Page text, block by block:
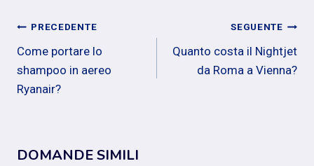
Navigazione
articoli
PRECEDENTE
Come portare lo
shampoo in aereo
Ryanair?
SEGUENTE
Quanto costa il Nightjet
da Roma a Vienna?
DOMANDE SIMILI